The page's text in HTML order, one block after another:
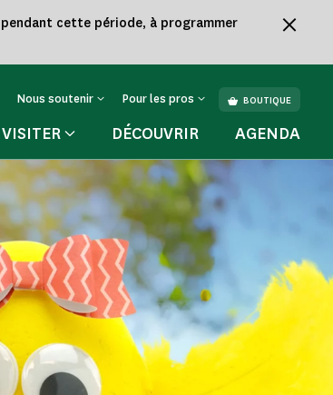
cette période, à programmer
Nous soutenir Pour les pros BOUTIQUE
VISITER DÉCOUVRIR AGENDA